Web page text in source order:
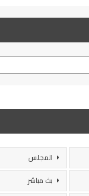
المجلس
بث مباشر